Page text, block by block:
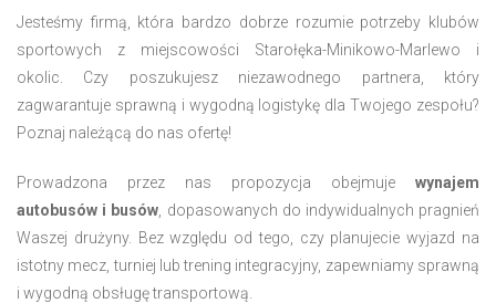
Jesteśmy firmą, która bardzo dobrze rozumie potrzeby klubów
sportowych z miejscowości Starołęka-Minikowo-Marlewo i
okolic. Czy poszukujesz niezawodnego partnera, który
zagwarantuje sprawną i wygodną logistykę dla Twojego zespołu?
Poznaj należącą do nas ofertę!
Prowadzona przez nas propozycja obejmuje wynajem
autobusów i busów , dopasowanych do indywidualnych pragnień
Waszej drużyny. Bez względu od tego, czy planujecie wyjazd na
istotny mecz, turniej lub trening integracyjny, zapewniamy sprawną
i wygodną obsługę transportową.